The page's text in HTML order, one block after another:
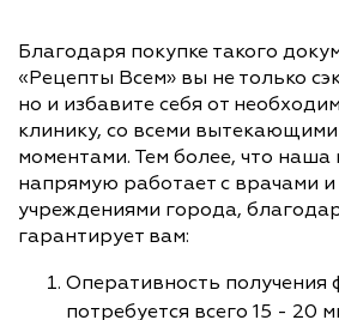
Благодаря покупке такого
«Рецепты Всем» вы не только
но и избавите себя от
клинику, со всеми
моментами. Тем более, что наша
напрямую работает с врачами
учреждениями города,
гарантирует вам:
Оперативность
потребуется всего 15 - 20